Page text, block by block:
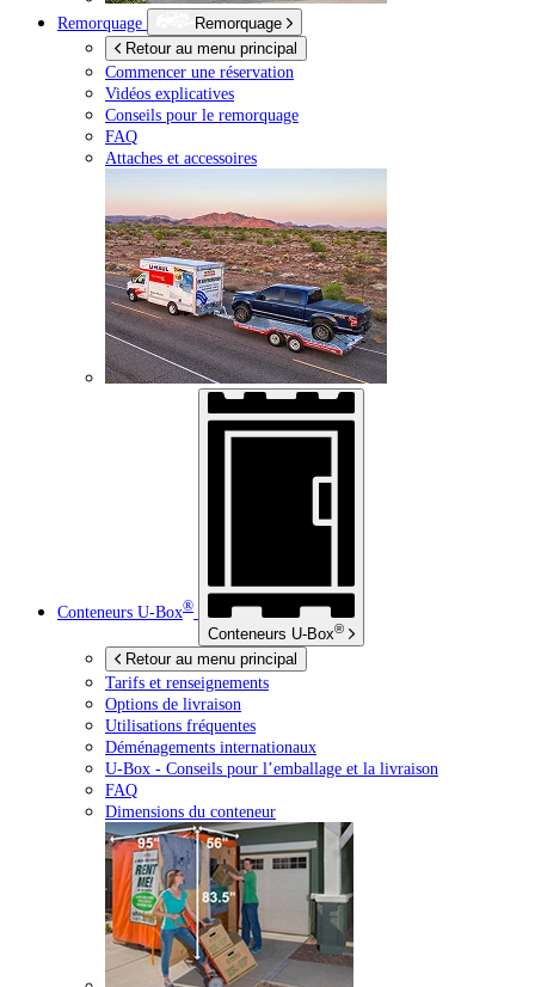
Remorquage
Remorquage
Retour au menu principal
Commencer une réservation
Vidéos explicatives
Conseils pour le remorquage
FAQ
Attaches et accessoires
Conteneurs U-Box®
Conteneurs U-Box®
Retour au menu principal
Tarifs et renseignements
Options de livraison
Utilisations fréquentes
Déménagements internationaux
U-Box - Conseils pour l’emballage et la livraison
FAQ
Dimensions du conteneur